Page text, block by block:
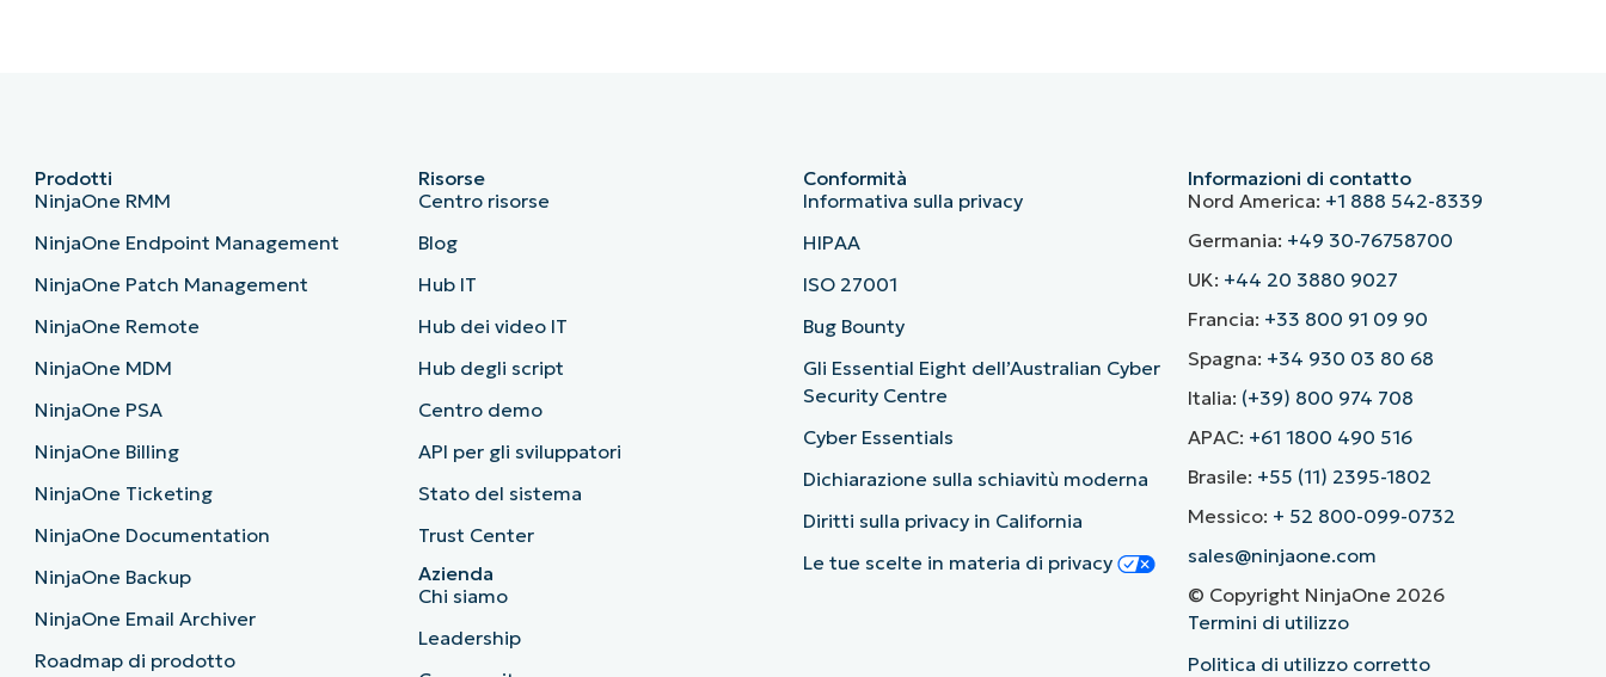
Prodotti
NinjaOne RMM
NinjaOne Endpoint Management
NinjaOne Patch Management
NinjaOne Remote
NinjaOne MDM
NinjaOne PSA
NinjaOne Billing
NinjaOne Ticketing
NinjaOne Documentation
NinjaOne Backup
NinjaOne Email Archiver
Roadmap di prodotto
Risorse
Centro risorse
Blog
Hub IT
Hub dei video IT
Hub degli script
Centro demo
API per gli sviluppatori
Stato del sistema
Trust Center
Azienda
Chi siamo
Leadership
Conformità
Informativa sulla privacy
HIPAA
ISO 27001
Bug Bounty
Gli Essential Eight dell’Australian Cyber
Security Centre
Cyber Essentials
Dichiarazione sulla schiavitù moderna
Diritti sulla privacy in California
Le tue scelte in materia di privacy
Informazioni di contatto
Nord America: +1 888 542-8339
Germania: +49 30-76758700
UK: +44 20 3880 9027
Francia: +33 800 91 09 90
Spagna: +34 930 03 80 68
Italia: (+39) 800 974 708
APAC: +61 1800 490 516
Brasile: +55 (11) 2395-1802
Messico: + 52 800-099-0732
sales@ninjaone.com
© Copyright NinjaOne 2026
Termini di utilizzo
Politica di utilizzo corretto